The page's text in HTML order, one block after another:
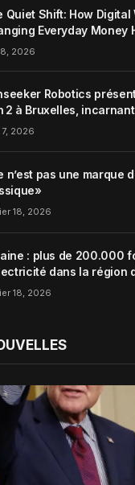
Quiet Shift: How Digital
Everyday Money
2026
Robotics
2 à Bruxelles,
de Garden
2026
n’est pas une marque
18, 2026
: plus de 200.000
dans la région
18, 2026